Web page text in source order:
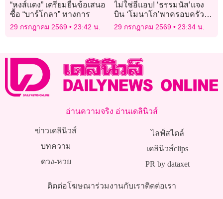
“หงส์แดง” เตรียมยื่นข้อเสนอ
ซื้อ “บาร์โกลา” ทางการ
29 กรกฎาคม 2569 23:42 น.
ไม่ใช่อีแอบ! ‘ธรรมนัส’แจง
บิน ‘โมนาโก’พาครอบครัว
พักผ่อน ปัดพบ ‘ทักษิณ #ไม่มี
ปฏิญญาMonaco
29 กรกฎาคม 2569 23:34 น.
อ่านความจริง อ่านเดลินิวส์
ข่าวเดลินิวส์
บทความ
ดวง-หวย
ไลฟ์สไตล์
เดลินิวส์clips
PR by dataxet
ติดต่อโฆษณาร่วมงานกับเราติดต่อเรา